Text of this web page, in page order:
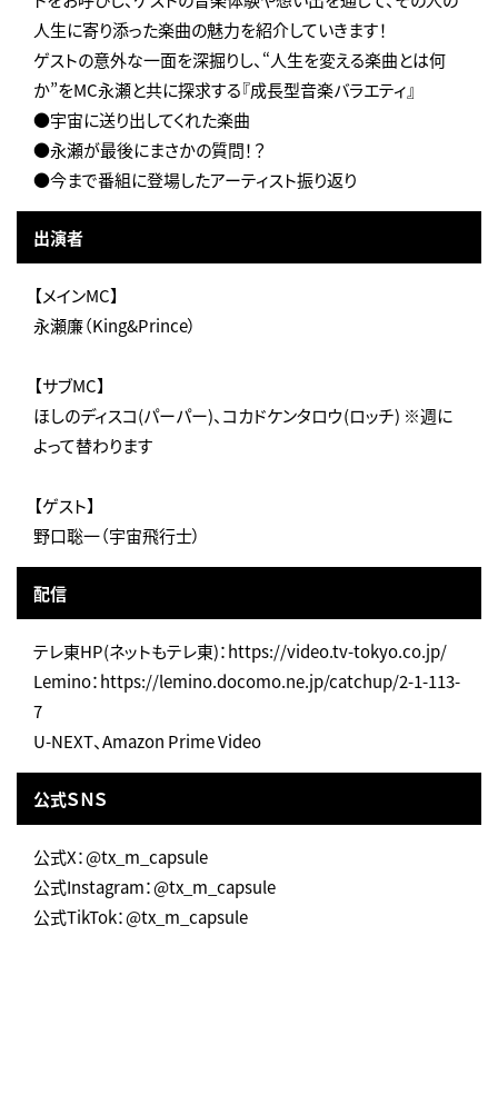
人生に寄り添った楽曲の魅力を紹介していきます！
ゲストの意外な一面を深掘りし、“人生を変える楽曲とは何
か”をMC永瀬と共に探求する『成長型音楽バラエティ』
●宇宙に送り出してくれた楽曲
●永瀬が最後にまさかの質問！？
●今まで番組に登場したアーティスト振り返り
出演者
【メインMC】
永瀬廉（King&Prince）
【サブMC】
ほしのディスコ(パーパー)、コカドケンタロウ(ロッチ) ※週に
よって替わります
【ゲスト】
野口聡一（宇宙飛行士）
配信
テレ東HP(ネットもテレ東)：https://video.tv-tokyo.co.jp/
Lemino：https://lemino.docomo.ne.jp/catchup/2-1-113-
7
U-NEXT、Amazon Prime Video
公式ＳＮＳ
公式X：@tx_m_capsule
公式Instagram：@tx_m_capsule
公式TikTok：@tx_m_capsule